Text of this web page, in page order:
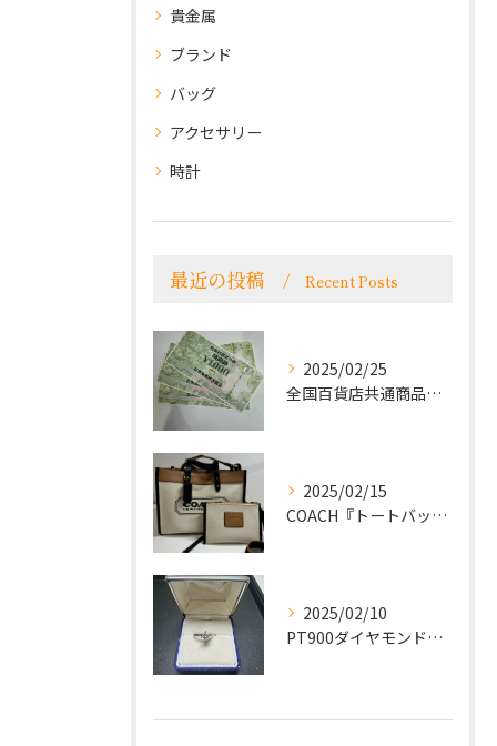
貴金属
ブランド
バッグ
アクセサリー
時計
最近の投稿 Recent Posts
2025/02/25
全国百貨店共通商品券をお買取致しました！
2025/02/15
COACH『トートバッグ』をお買取致しました！
2025/02/10
PT900ダイヤモンドリングをお買取致しました！